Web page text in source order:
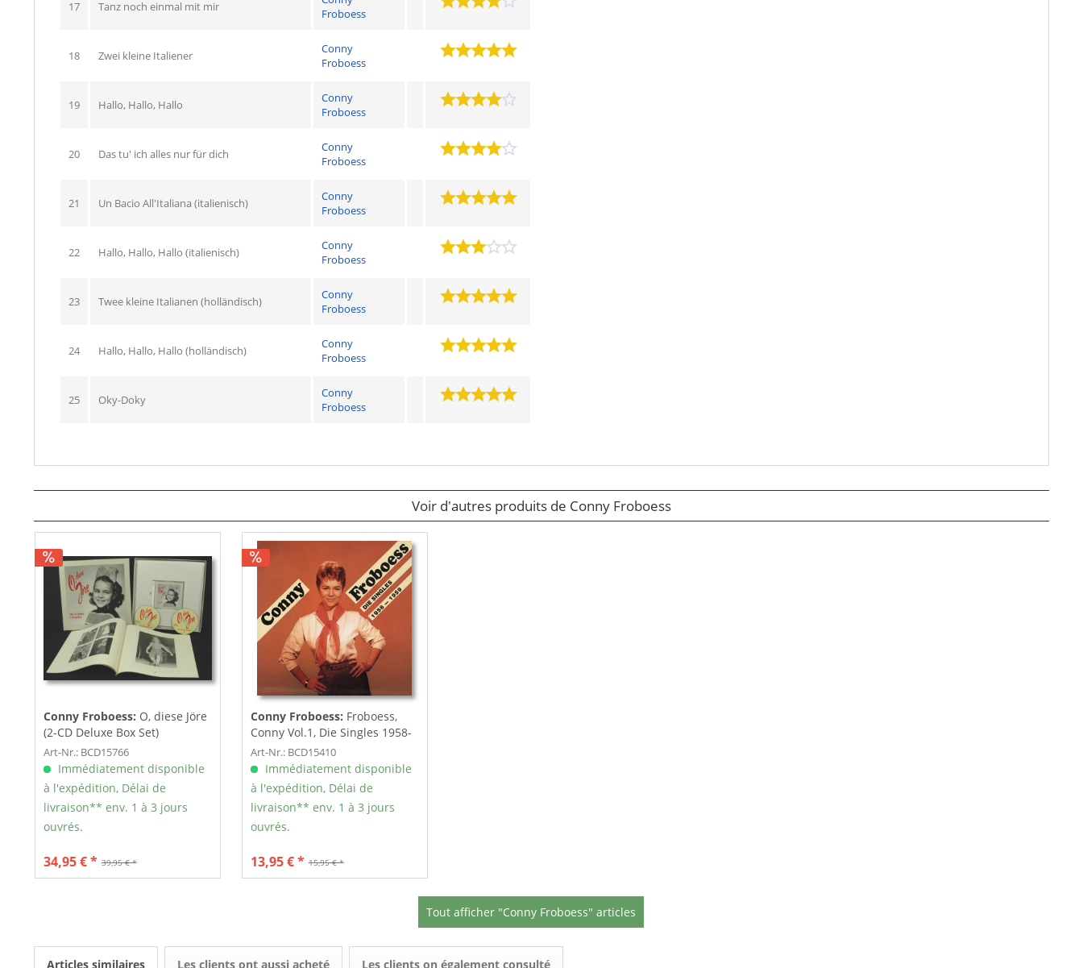
17 Tanz noch einmal mit mir
Froboess
18 Zwei kleine Italiener
Conny
Froboess
19 Hallo, Hallo, Hallo
Conny
Froboess
20 Das tu' ich alles nur für dich
Conny
Froboess
21 Un Bacio All'Italiana (italienisch)
Conny
Froboess
22 Hallo, Hallo, Hallo (italienisch)
Conny
Froboess
23 Twee kleine Italianen (holländisch)
Conny
Froboess
24 Hallo, Hallo, Hallo (holländisch)
Conny
Froboess
25 Oky-Doky
Conny
Froboess
Voir d'autres produits de Conny Froboess
Conny Froboess: O, diese Jöre
(2-CD Deluxe Box Set)
Art-Nr.: BCD15766
Immédiatement disponible
à l'expédition, Délai de
livraison** env. 1 à 3 jours
ouvrés.
39,95 € *
34,95 € *
Conny Froboess: Froboess,
Conny Vol.1, Die Singles 1958-
59
Art-Nr.: BCD15410
Immédiatement disponible
à l'expédition, Délai de
livraison** env. 1 à 3 jours
ouvrés.
15,95 € *
13,95 € *
Tout afficher "Conny Froboess" articles
Articles similaires Les clients ont aussi acheté Les clients on également consulté